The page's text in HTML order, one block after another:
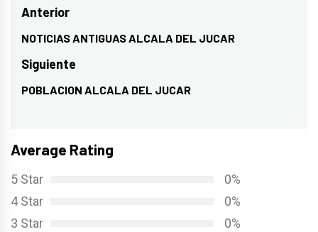
Navegación
de
entradas
Anterior
Entrada
anterior:
NOTICIAS ANTIGUAS ALCALA DEL JUCAR
Siguiente
Entrada
POBLACION ALCALA DEL JUCAR
Average Rating
5 Star
0%
4 Star
0%
3 Star
0%